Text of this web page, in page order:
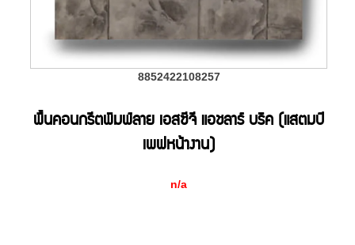
8852422108257
พื้นคอนกรีตพิมพ์ลาย เอสซีจี แอชลาร์ บริค (แสตมป์
เพฟหน้างาน)
n/a